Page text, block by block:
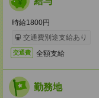
時給1800円
交通費別途支給あり
交通費 全額支給
勤務地